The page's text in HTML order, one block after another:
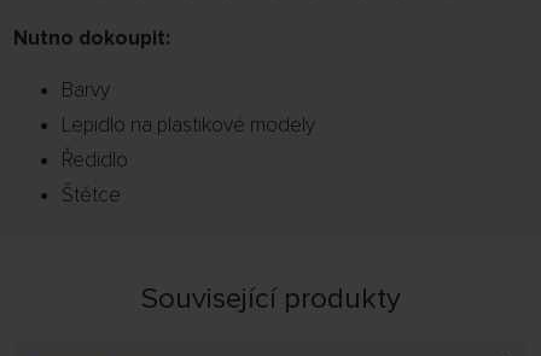
Nutno dokoupit:
Barvy
Lepidlo na plastikové modely
Ředidlo
Štětce
Související produkty